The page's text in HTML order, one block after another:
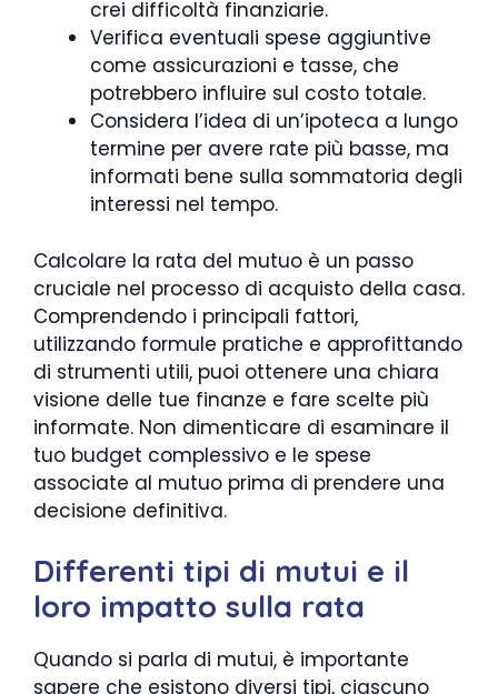
crei difficoltà finanziarie.
Verifica eventuali spese aggiuntive
come assicurazioni e tasse, che
potrebbero influire sul costo totale.
Considera l’idea di un’ipoteca a lungo
termine per avere rate più basse, ma
informati bene sulla sommatoria degli
interessi nel tempo.
Calcolare la rata del mutuo è un passo
cruciale nel processo di acquisto della casa.
Comprendendo i principali fattori,
utilizzando formule pratiche e approfittando
di strumenti utili, puoi ottenere una chiara
visione delle tue finanze e fare scelte più
informate. Non dimenticare di esaminare il
tuo budget complessivo e le spese
associate al mutuo prima di prendere una
decisione definitiva.
Differenti tipi di mutui e il
loro impatto sulla rata
Quando si parla di mutui, è importante
sapere che esistono diversi tipi, ciascuno